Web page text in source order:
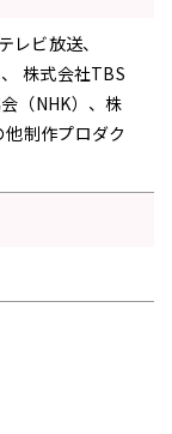
ビ放送、
株式会社TBS
（NHK）、株
他制作プロダク